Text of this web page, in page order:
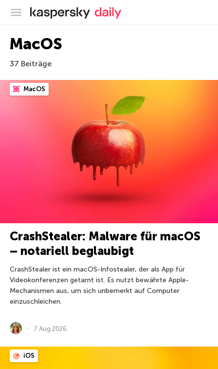
Offizieller Blog von Kaspersky
MacOS
37 Beiträge
MacOS
CrashStealer: Malware für macOS
– notariell beglaubigt
CrashStealer ist ein macOS-Infostealer, der als App für
Videokonferenzen getarnt ist. Es nutzt bewährte Apple-
Mechanismen aus, um sich unbemerkt auf Computer
einzuschleichen.
7 Aug 2026
iOS